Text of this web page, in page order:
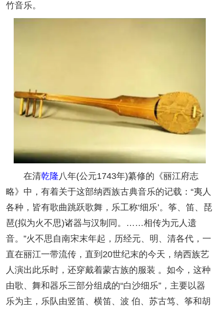
竹音乐。
在清乾隆八年(公元1743年)纂修的《丽江府志
略》中，有着关于这部纳西族古典音乐的记载：“夷人
各种，皆有歌曲跳跃歌舞，乐工称‘细乐’。筝、笛、琵
琶(拟为火不思)诸器与汉制同。……相传为元人遗
音。”火不思自南宋末年起，历经元、明、清各代，一
直在丽江一带流传，直到20世纪末的今天，纳西族艺
人演出此乐时，还穿戴着蒙古族的服装 。如今，这种
由歌、舞和器乐三部分组成的“白沙细乐”，主要以器
乐为主，乐队由竖笛、横笛、波 伯、苏古笃、筝和胡